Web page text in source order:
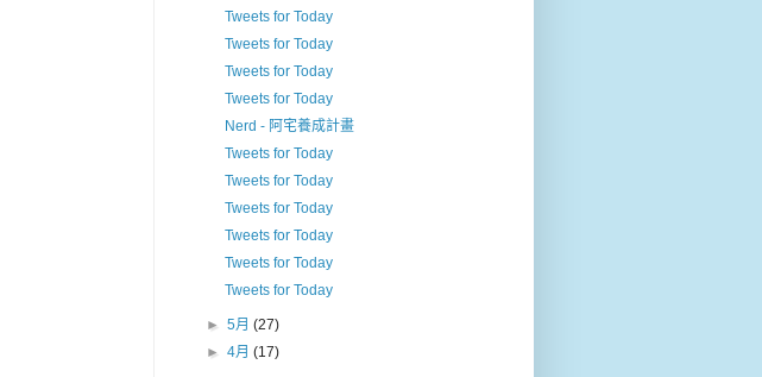
Tweets for Today
Tweets for Today
Tweets for Today
Tweets for Today
Nerd - 阿宅養成計畫
Tweets for Today
Tweets for Today
Tweets for Today
Tweets for Today
Tweets for Today
Tweets for Today
►5月(27)
►4月(17)